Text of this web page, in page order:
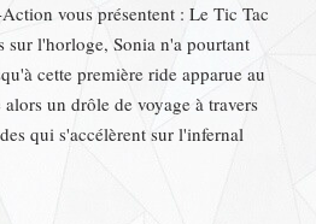
vous présentent : Le Tic Tac
l'horloge, Sonia n'a pourtant
cette première ride apparue au
un drôle de voyage à travers
qui s'accélèrent sur l'infernal